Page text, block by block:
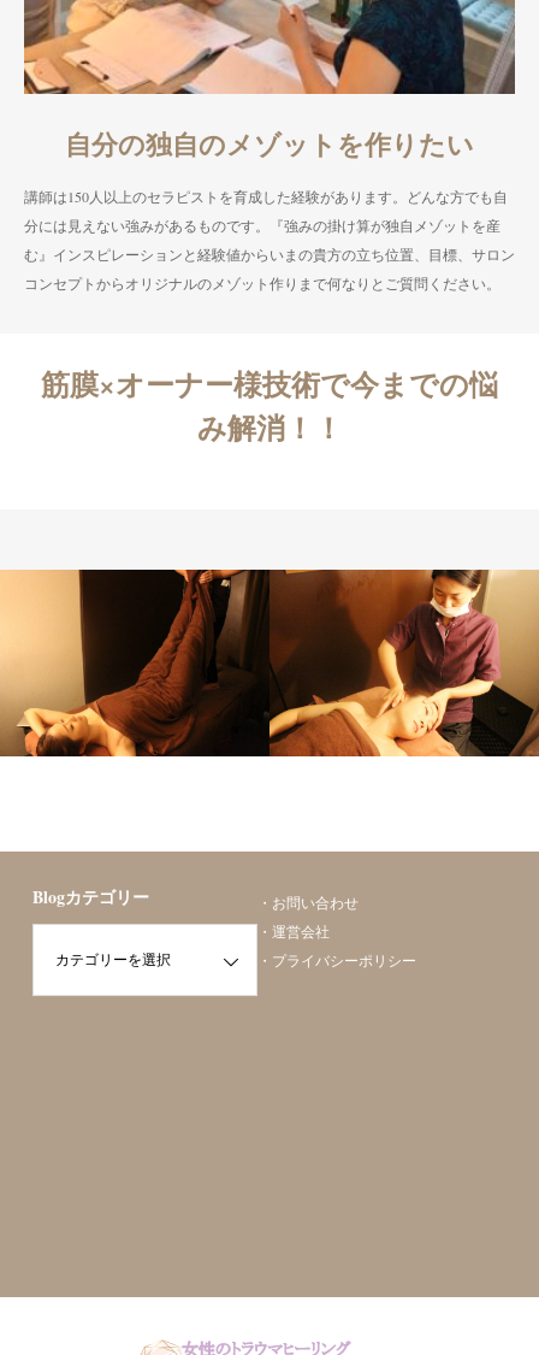
自分の独自のメゾットを作りたい
講師は150人以上のセラピストを育成した経験があります。どんな方でも自
分には見えない強みがあるものです。『強みの掛け算が独自メゾットを産
む』インスピレーションと経験値からいまの貴方の立ち位置、目標、サロン
コンセプトからオリジナルのメゾット作りまで何なりとご質問ください。
筋膜×オーナー様技術で今までの悩
み解消！！
Blogカテゴリー ・ お問い合わせ
・ 運営会社
・ プライバシーポリシー